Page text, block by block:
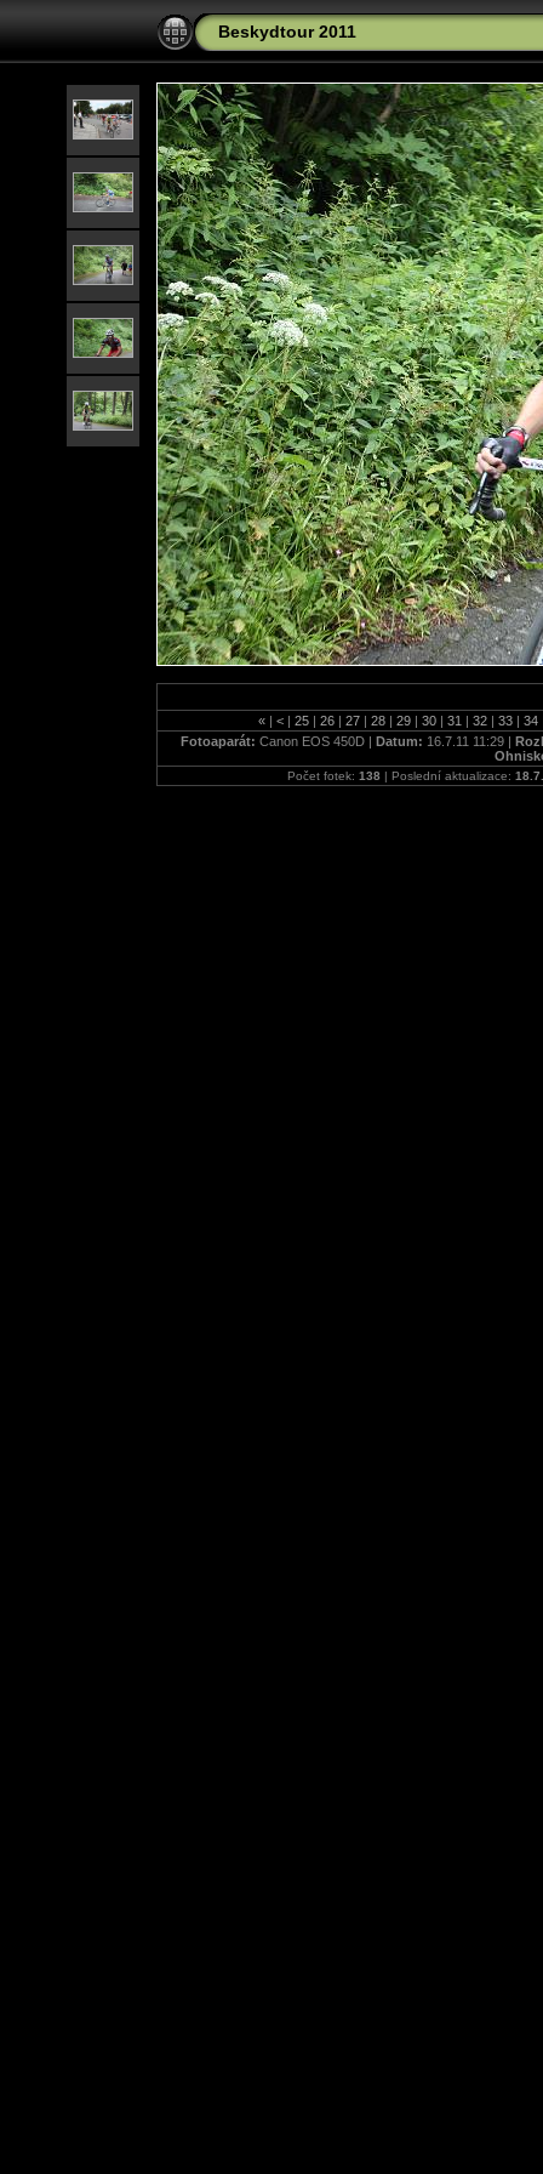
Beskydtour 2011
« | < | 25 | 26 | 27 | 28 | 29 | 30 | 31 | 32 | 33 | 34
Fotoaparát: Canon EOS 450D | Datum: 16.7.11 11:29 |
Počet fotek: 138 | Poslední aktualizace: